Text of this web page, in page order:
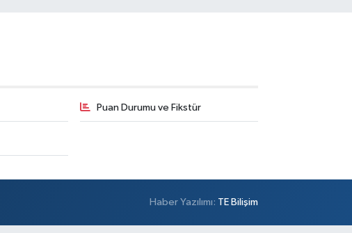
Puan Durumu ve Fikstür
Haber Yazılımı: TE Bilişim